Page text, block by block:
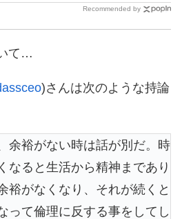
Recommended by
て…
)さんは次のような持論
余裕がない時は話が別だ。時
なると生活から精神まであり
裕がなくなり、それが続くと
って倫理に反する事をしてし